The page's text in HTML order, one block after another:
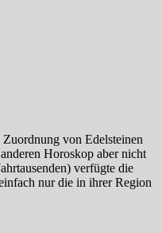
von Edelsteinen
Horoskop aber nicht
verfügte die
nur die in ihrer Region